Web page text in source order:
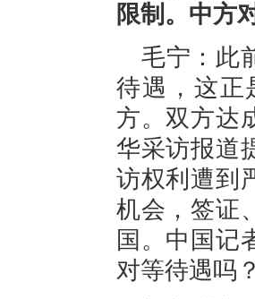
限制。中方
毛宁：此
待遇，这正
方。双方达
华采访报道
访权利遭到
机会，签证
国。中国记
对等待遇吗？